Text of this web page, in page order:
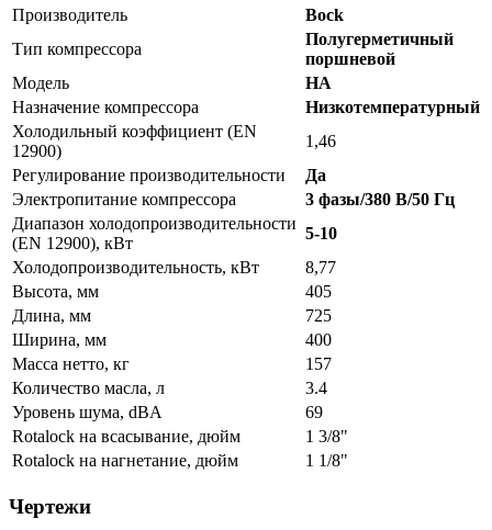
Производитель
Bock
Тип компрессора
Полугерметичный
поршневой
Модель
HA
Назначение компрессора
Низкотемпературный
Холодильный коэффициент (EN
12900)
1,46
Регулирование производительности
Да
Электропитание компрессора
3 фазы/380 В/50 Гц
Диапазон холодопроизводительности
(EN 12900), кВт
5-10
Холодопроизводительность, кВт
8,77
Высота, мм
405
Длина, мм
725
Ширина, мм
400
Масса нетто, кг
157
Количество масла, л
3.4
Уровень шума, dBA
69
Rotalock на всасывание, дюйм
1 3/8"
Rotalock на нагнетание, дюйм
1 1/8"
Чертежи